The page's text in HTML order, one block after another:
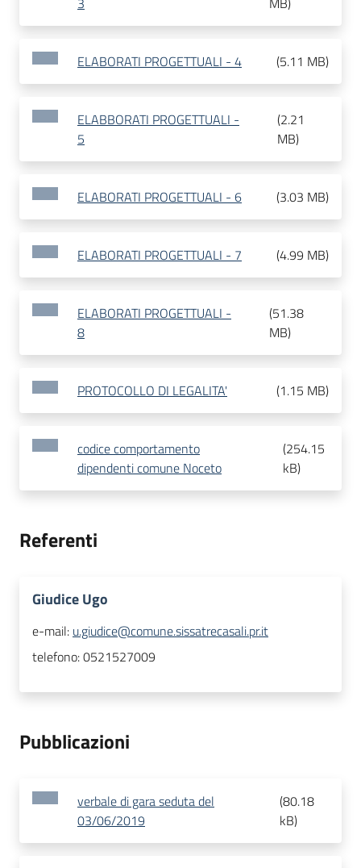
ELABORATI PROGETTUALI - 4 (5.11 MB)
ELABBORATI PROGETTUALI -
5
(2.21
MB)
ELABORATI PROGETTUALI - 6 (3.03 MB)
ELABORATI PROGETTUALI - 7 (4.99 MB)
ELABORATI PROGETTUALI -
8
(51.38
MB)
PROTOCOLLO DI LEGALITA' (1.15 MB)
codice comportamento
dipendenti comune Noceto
(254.15
kB)
Referenti
Giudice Ugo
e-mail: u.giudice@comune.sissatrecasali.pr.it
telefono:0521527009
Pubblicazioni
verbale di gara seduta del
03/06/2019
(80.18
kB)